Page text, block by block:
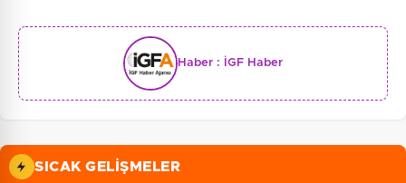
Haber : İGF Haber
SICAK GELIŞMELER